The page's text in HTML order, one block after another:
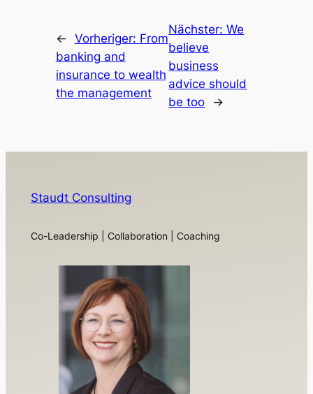
← Vorheriger: From
banking and
insurance to wealth
the management
Nächster:We
believe
business
advice should
be too
→
Staudt Consulting
Co-Leadership | Collaboration | Coaching